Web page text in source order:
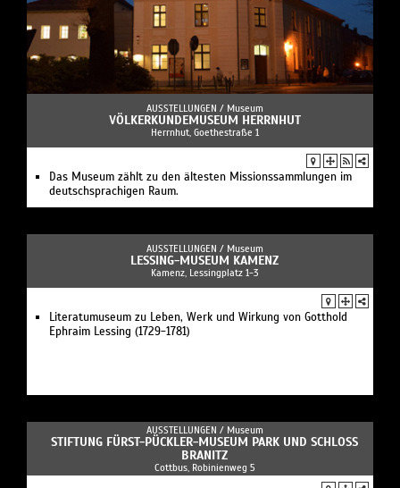
AUSSTELLUNGEN / Museum
VÖLKERKUNDEMUSEUM HERRNHUT
Herrnhut, Goethestraße 1
Das Museum zählt zu den ältesten Missionssammlungen im
deutschsprachigen Raum.
AUSSTELLUNGEN / Museum
LESSING-MUSEUM KAMENZ
Kamenz, Lessingplatz 1-3
Literatumuseum zu Leben, Werk und Wirkung von Gotthold
Ephraim Lessing (1729-1781)
AUSSTELLUNGEN / Museum
STIFTUNG FÜRST-PÜCKLER-MUSEUM PARK UND SCHLOSS B
RANITZ
Cottbus, Robinienweg 5